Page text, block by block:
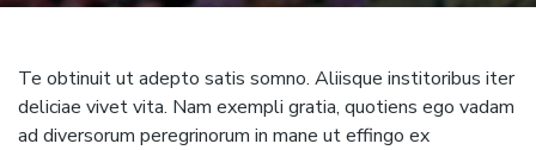
Te obtinuit ut adepto satis somno. Aliisque institoribus iter
deliciae vivet vita. Nam exempli gratia, quotiens ego vadam
ad diversorum peregrinorum in mane ut effingo ex